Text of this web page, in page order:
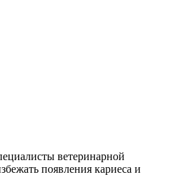
ветеринарной
появления кариеса и